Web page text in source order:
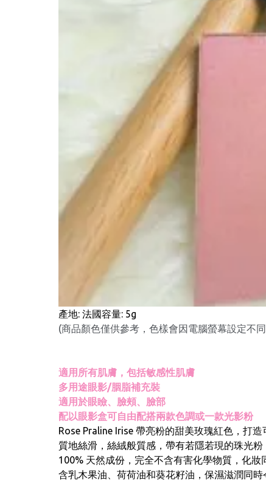
產地: 法國容量: 5g
(商品顏色僅供參考，色樣會因電腦螢幕設定不
適用所有肌膚，包括敏感性肌膚
多用途眼影/胭脂補充裝
適用於眼瞼、臉頰、臉部
配以眼影盒可自由配搭兩款色調或一款光影粉
Rose Praline Irise 帶亮粉的甜美玫瑰紅色，打
質地絲滑，絲絨般質感，帶有若隱若現的珠光
100% 天然成份，完全不含有害化學物質，化妝
含乳木果油、荷荷油和葵花籽油，保濕滋潤同